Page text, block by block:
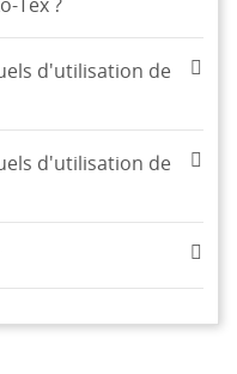
d'utilisation de
d'utilisation de